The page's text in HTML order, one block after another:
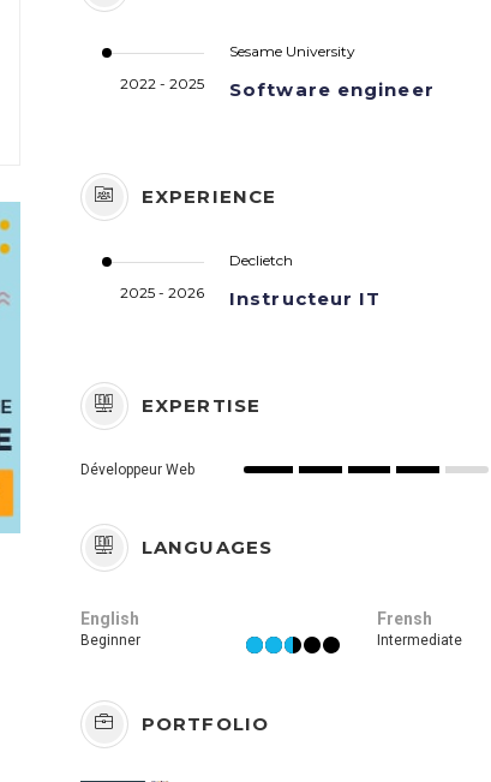
2022 - 2025
Sesame University
Software engineer
EXPERIENCE
2025 - 2026
Declietch
Instructeur IT
EXPERTISE
Développeur Web
LANGUAGES
English
Beginner
Frensh
Intermediate
PORTFOLIO